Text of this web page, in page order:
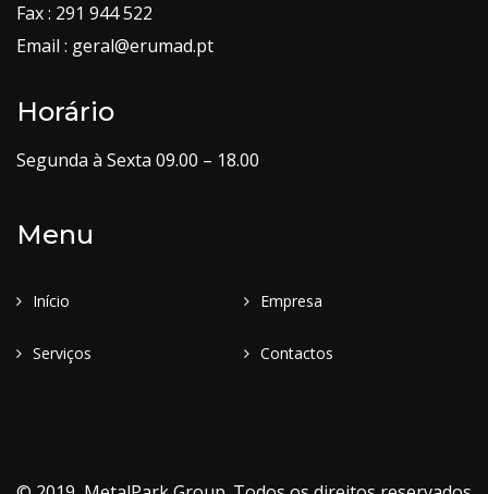
Fax : 291 944 522
Email : geral@erumad.pt
Horário
Segunda à Sexta 09.00 – 18.00
Menu
Início Empresa
Serviços Contactos